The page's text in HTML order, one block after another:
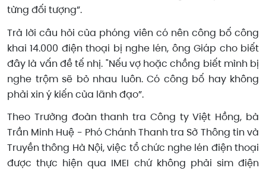
từng đối tượng”.
Trả lời câu hỏi của phóng viên có nên công bố công
khai 14.000 điện thoại bị nghe lén, ông Giáp cho biết
đây là vấn đề tế nhị. "Nếu vợ hoặc chồng biết mình bị
nghe trộm sẽ bỏ nhau luôn. Có công bố hay không
phải xin ý kiến của lãnh đạo”.
Theo Trưởng đoàn thanh tra Công ty Việt Hồng, bà
Trần Minh Huệ - Phó Chánh Thanh tra Sở Thông tin và
Truyền thông Hà Nội, việc tổ chức nghe lén điện thoại
được thực hiện qua IMEI chứ không phải sim điện